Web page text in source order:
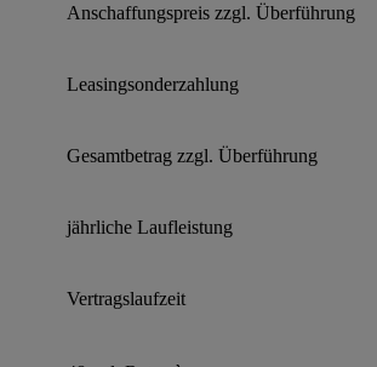
Anschaffungspreis zzgl. Überführung
Leasingsonderzahlung
Gesamtbetrag zzgl. Überführung
jährliche Laufleistung
Vertragslaufzeit